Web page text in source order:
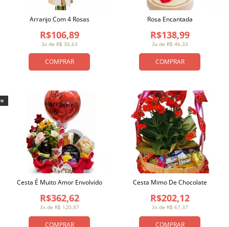
COMPRAR
3x de R$ 35,63
R$106,89
Arranjo Com 4 Rosas
COMPRAR
3x de R$ 46,33
R$138,99
Rosa Encantada
COMPRAR
3x de R$ 120,87
R$362,62
Cesta É Muito Amor Envolvido
COMPRAR
3x de R$ 67,37
R$202,12
Cesta Mimo De Chocolate